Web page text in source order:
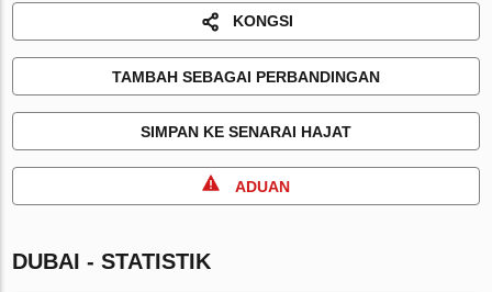
KONGSI
TAMBAH SEBAGAI PERBANDINGAN
SIMPAN KE SENARAI HAJAT
ADUAN
DUBAI - STATISTIK